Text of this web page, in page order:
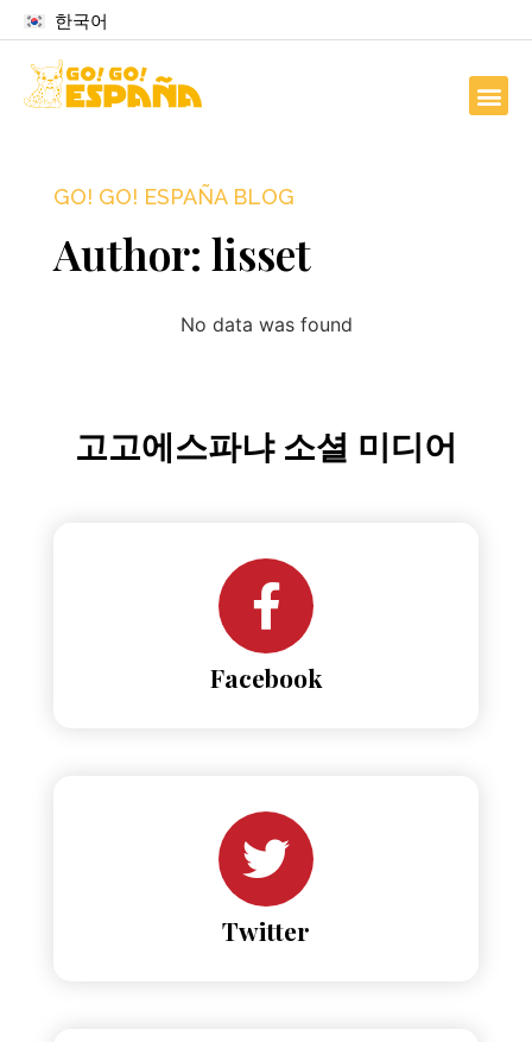
한국어
GO! GO! ESPAÑA BLOG
Author: lisset
No data was found
고고에스파냐 소셜 미디어
Facebook
Twitter